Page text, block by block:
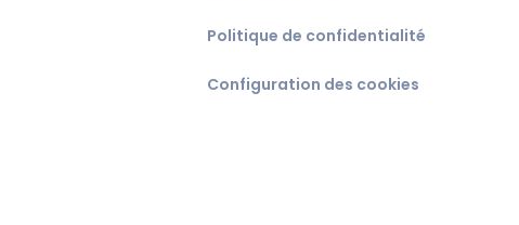
Politique de confidentialité
Configuration des cookies